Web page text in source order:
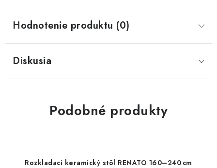
Hodnotenie produktu (0)
Diskusia
Podobné produkty
Rozkladací keramický stôl RENATO 160–240 cm